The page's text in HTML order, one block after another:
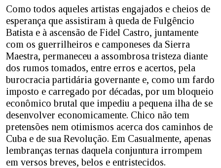
Como todos aqueles artistas engajados e cheios de
esperança que assistiram à queda de Fulgêncio
Batista e à ascensão de Fidel Castro, juntamente
com os guerrilheiros e camponeses da Sierra
Maestra, permaneceu a assombrosa tristeza diante
dos rumos tomados, entre erros e acertos, pela
burocracia partidária governante e, como um fardo
imposto e carregado por décadas, por um bloqueio
econômico brutal que impediu a pequena ilha de se
desenvolver economicamente. Chico não tem
pretensões nem otimismos acerca dos caminhos de
Cuba e de sua Revolução. Em Casualmente, apenas
lembranças ternas daquela conjuntura irrompem
em versos breves, belos e entristecidos.